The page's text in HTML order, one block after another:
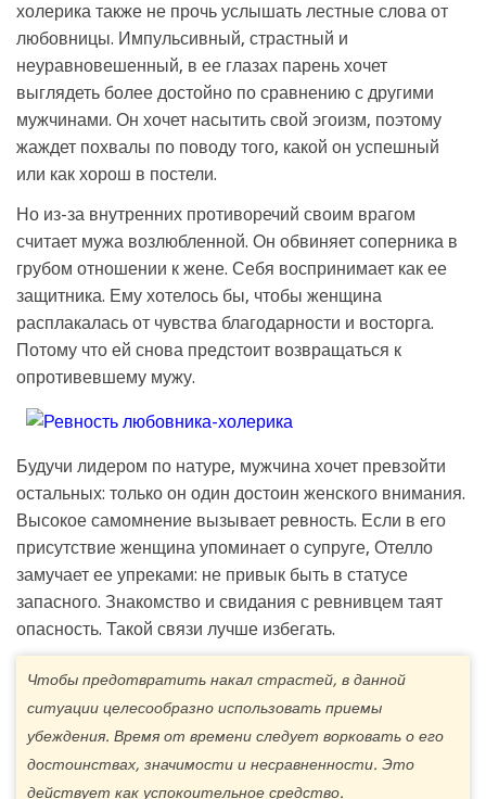
холерика также не прочь услышать лестные слова от
любовницы. Импульсивный, страстный и
неуравновешенный, в ее глазах парень хочет
выглядеть более достойно по сравнению с другими
мужчинами. Он хочет насытить свой эгоизм, поэтому
жаждет похвалы по поводу того, какой он успешный
или как хорош в постели.
Но из-за внутренних противоречий своим врагом
считает мужа возлюбленной. Он обвиняет соперника в
грубом отношении к жене. Себя воспринимает как ее
защитника. Ему хотелось бы, чтобы женщина
расплакалась от чувства благодарности и восторга.
Потому что ей снова предстоит возвращаться к
опротивевшему мужу.
Будучи лидером по натуре, мужчина хочет превзойти
остальных: только он один достоин женского внимания.
Высокое самомнение вызывает ревность. Если в его
присутствие женщина упоминает о супруге, Отелло
замучает ее упреками: не привык быть в статусе
запасного. Знакомство и свидания с ревнивцем таят
опасность. Такой связи лучше избегать.
Чтобы предотвратить накал страстей, в данной
ситуации целесообразно использовать приемы
убеждения. Время от времени следует ворковать о его
достоинствах, значимости и несравненности. Это
действует как успокоительное средство.